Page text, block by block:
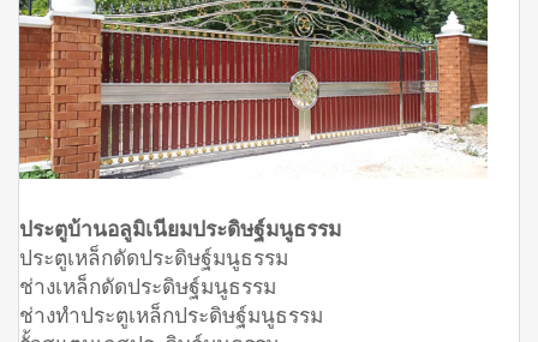
ประตูบ้านอลูมิเนียมประดิษฐ์มนูธรรม
ประตูเหล็กดัดประดิษฐ์มนูธรรม
ช่างเหล็กดัดประดิษฐ์มนูธรรม
ช่างทำประตูเหล็กประดิษฐ์มนูธรรม